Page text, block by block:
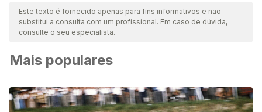
nossa equipe para garantir sua qualidade, confiabilidade,
atualidade e validade. A bibliografia deste artigo foi
cientificamente.
International Ski Federation. Sitio oficial. https://www.fis-
ski.com/en
Este texto é fornecido apenas para fins informativos e não
substitui a consulta com um profissional. Em caso de dúvida,
consulte o seu especialista.
Mais populares